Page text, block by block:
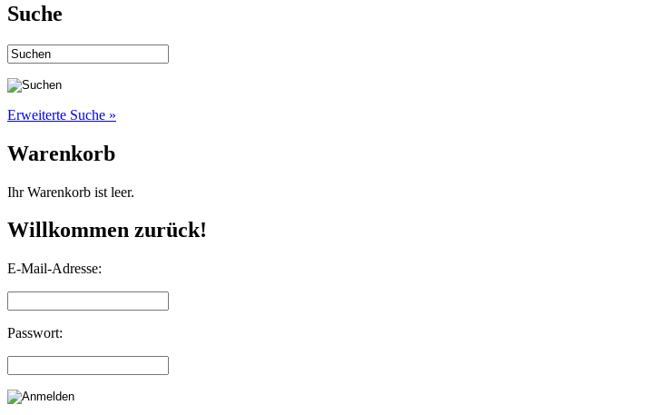
Suche
Erweiterte Suche »
Warenkorb
Ihr Warenkorb ist leer.
Willkommen zurück!
E-Mail-Adresse:
Passwort: